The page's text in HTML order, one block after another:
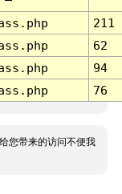
211
62
94
76
您带来的访问不便我